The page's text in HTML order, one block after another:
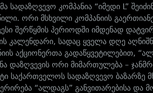
სადაზღვევო კომპანია “იმედი L”
ორი მსხვილი კომპანიის
შერწყმის პერიოდში იმდენად
კალენდარი, სადაც ყველა დღე
აქციონერთა გადაწყვეტილებით,
დაზღვევის ორი მიმართულება –
საქართველოს სადაზღვევო
“ალდაგს” განვითარებისა და